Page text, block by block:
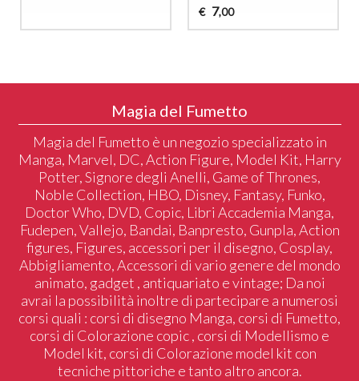
€ 7,00
Magia del Fumetto
Magia del Fumetto è un negozio specializzato in
Manga, Marvel, DC, Action Figure, Model Kit, Harry
Potter, Signore degli Anelli, Game of Thrones,
Noble Collection, HBO, Disney, Fantasy, Funko,
Doctor Who, DVD, Copic, Libri Accademia Manga,
Fudepen, Vallejo, Bandai, Banpresto, Gunpla, Action
figures, Figures, accessori per il disegno, Cosplay,
Abbigliamento, Accessori di vario genere del mondo
animato, gadget , antiquariato e vintage; Da noi
avrai la possibilità inoltre di partecipare a numerosi
corsi quali : corsi di disegno Manga, corsi di Fumetto,
corsi di Colorazione copic , corsi di Modellismo e
Model kit, corsi di Colorazione model kit con
tecniche pittoriche e tanto altro ancora.